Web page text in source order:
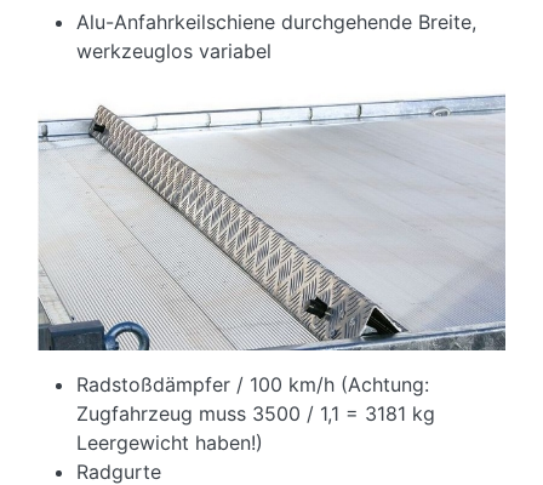
Alu-Anfahrkeilschiene durchgehende Breite,
werkzeuglos variabel
Radstoßdämpfer / 100 km/h (Achtung:
Zugfahrzeug muss 3500 / 1,1 = 3181 kg
Leergewicht haben!)
Radgurte